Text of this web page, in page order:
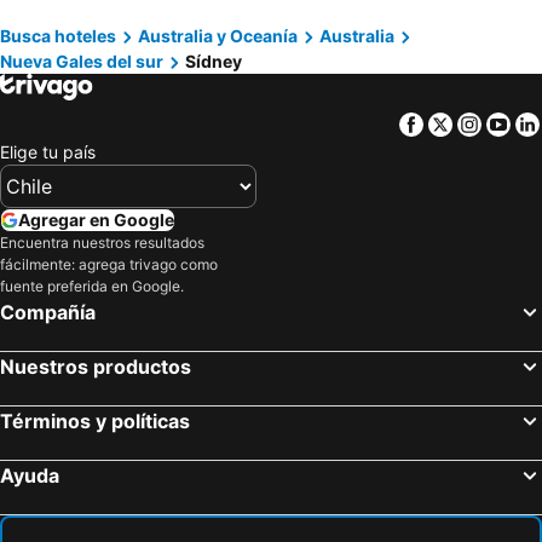
Best Western Plus Hotel Stellar
Vibe Hotel Sydney
Coogee Bay Boutique Hotel
Busca hoteles Australia y Oceanía
Australia
Nueva Gales del sur
Sídney
Facebook
Twitter
Elige tu país
Agregar en Google
Encuentra nuestros resultados
fácilmente: agrega trivago como
fuente preferida en Google.
Compañía
Nuestros productos
Términos y políticas
Ayuda